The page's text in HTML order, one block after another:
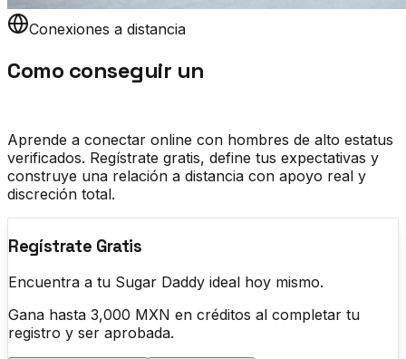
Conexiones a distancia
Como conseguir un
Aprende a conectar online con hombres de alto estatus
verificados. Regístrate gratis, define tus expectativas y
construye una relación a distancia con apoyo real y
discreción total.
Regístrate Gratis
Encuentra a tu Sugar Daddy ideal hoy mismo.
Gana hasta 3,000 MXN en créditos al completar tu
registro y ser aprobada.